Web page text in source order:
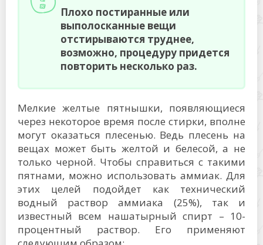
Плохо постиранные или
выполосканные вещи
отстирываются труднее,
возможно, процедуру придется
повторить несколько раз.
Мелкие желтые пятнышки, появляющиеся
через некоторое время после стирки, вполне
могут оказаться плесенью. Ведь плесень на
вещах может быть желтой и белесой, а не
только черной. Чтобы справиться с такими
пятнами, можно использовать аммиак. Для
этих целей подойдет как технический
водный раствор аммиака (25%), так и
известный всем нашатырный спирт – 10-
процентный раствор. Его применяют